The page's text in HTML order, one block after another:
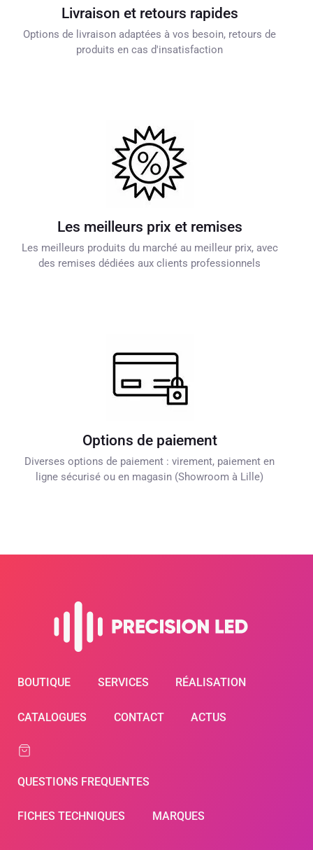
Livraison et retours rapides
Options de livraison adaptées à vos besoin, retours de
produits en cas d'insatisfaction
Les meilleurs prix et remises
Les meilleurs produits du marché au meilleur prix, avec
des remises dédiées aux clients professionnels
Options de paiement
Diverses options de paiement : virement, paiement en
ligne sécurisé ou en magasin (Showroom à Lille)
BOUTIQUE SERVICES RÉALISATION
CATALOGUES CONTACT ACTUS
QUESTIONS FREQUENTES
FICHES TECHNIQUES MARQUES